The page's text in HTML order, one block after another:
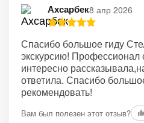
Ахсарбек8 апр 2026
Спасибо большое гиду
экскурсию! Профессионал
интересно
ответила. Спасибо
рекомендовать!
Вам был полезен этот отзыв?